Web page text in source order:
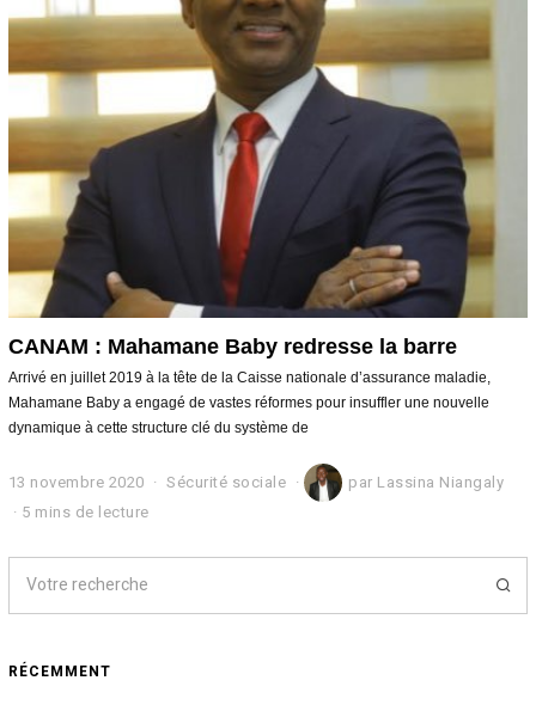
e
r
2
0
1
CANAM : Mahamane Baby redresse la barre
Arrivé en juillet 2019 à la tête de la Caisse nationale d’assurance maladie,
Mahamane Baby a engagé de vastes réformes pour insuffler une nouvelle
dynamique à cette structure clé du système de
13 novembre 2020
n
e
m
Sécurité sociale par Lassina Niangaly
5 mins de lecture
RÉCEMMENT